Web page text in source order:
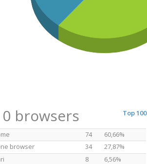
Top 100
browsers
74
60,66%
browser 34
27,87%
8
6,56%